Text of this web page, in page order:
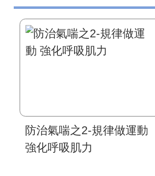
防治氣喘之2-規律做運動
強化呼吸肌力